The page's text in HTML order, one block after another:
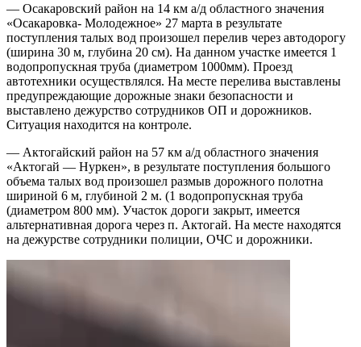
— Осакаровский район на 14 км а/д областного значения
«Осакаровка- Молодежное» 27 марта в результате
поступления талых вод произошел перелив через автодорогу
(ширина 30 м, глубина 20 см). На данном участке имеется 1
водопропускная труба (диаметром 1000мм). Проезд
автотехники осуществлялся. На месте перелива выставлены
предупреждающие дорожные знаки безопасности и
выставлено дежурство сотрудников ОП и дорожников.
Ситуация находится на контроле.
— Актогайский район на 57 км а/д областного значения
«Актогай — Нуркен», в результате поступления большого
объема талых вод произошел размыв дорожного полотна
шириной 6 м, глубиной 2 м. (1 водопропускная труба
(диаметром 800 мм). Участок дороги закрыт, имеется
альтернативная дорога через п. Актогай. На месте находятся
на дежурстве сотрудники полиции, ОЧС и дорожники.